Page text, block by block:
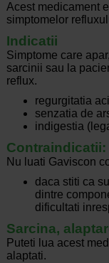
Acest medicament
simptomelor
Indicatii
Simptome care
sarcinii sau la
reflux.
regurgitatia
senzatia de
indigestia
Contraindicatii:
Nu luati Gaviscon
daca stiti ca
dintre
dificultati
Sarcina,
Puteti lua acest
alaptati.